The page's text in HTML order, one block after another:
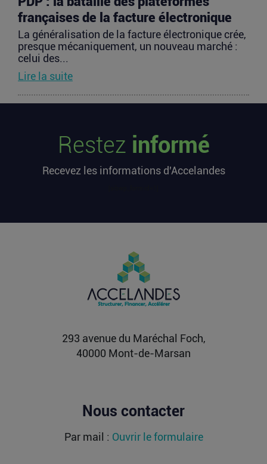
françaises de la facture électronique
La généralisation de la facture électronique crée,
presque mécaniquement, un nouveau marché :
celui des...
Lire la suite
digitalise l’accompagnement des
voyageurs
Les formalités de voyage demeurent l’une des
zones les moins fluides de l’expérience
de l’argent dans une sortie à 2,25
milliards de dollars ?
Après avoir levé près de 1,4 milliard de dollars et
atteint une valorisation de 11,7 milliards fin
Lire la suite
Restez informé
Recevez les informations d'Accelandes
293 avenue du Maréchal Foch,
40000 Mont-de-Marsan
Nous contacter
Par mail : Ouvrir le formulaire